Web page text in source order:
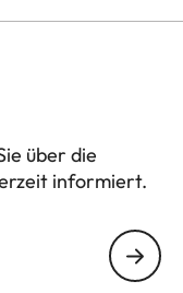
über die
informiert.